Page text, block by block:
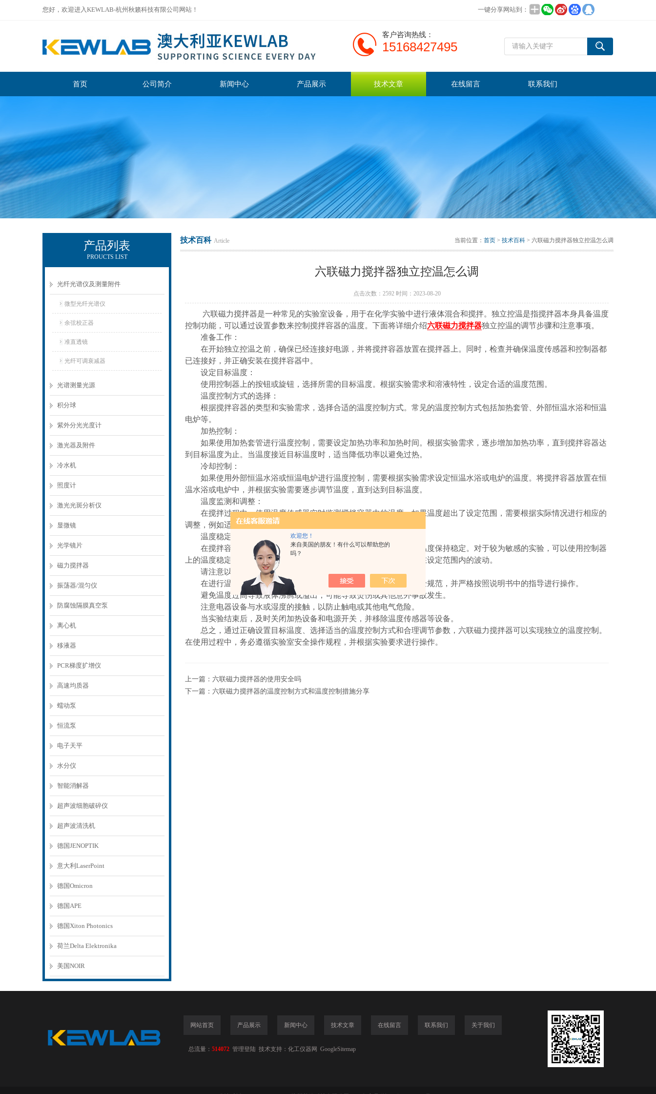
欢迎您！
来自美国的朋友！有什么可以帮助您的
吗？
您好，欢迎进入KEWLAB-杭州秋籁科技有限公司网站！ 一键分享网站到：
客户咨询热线：
15168427495
首页 公司简介 新闻中心 产品展示 技术文章 在线留言 联系我们
产品列表
PROUCTS LIST
光纤光谱仪及测量附件
微型光纤光谱仪
余弦校正器
准直透镜
光纤可调衰减器
光谱测量光源
积分球
紫外分光光度计
激光器及附件
冷水机
照度计
激光光斑分析仪
显微镜
光学镜片
磁力搅拌器
振荡器/混匀仪
防腐蚀隔膜真空泵
离心机
移液器
PCR梯度扩增仪
高速均质器
蠕动泵
恒流泵
电子天平
水分仪
智能消解器
超声波细胞破碎仪
超声波清洗机
德国JENOPTIK
意大利LaserPoint
德国Omicron
德国APE
德国Xiton Photonics
荷兰Delta Elektronika
美国NOIR
技术百科 Article 当前位置： 首页 > 技术百科 > 六联磁力搅拌器独立控温怎么调
六联磁力搅拌器独立控温怎么调
点击次数：2592 时间：2023-08-20
六联磁力搅拌器是一种常见的实验室设备，用于在化学实验中进行液体混合和搅拌。独立控温是指搅拌器本身具备温度
控制功能，可以通过设置参数来控制搅拌容器的温度。下面将详细介绍六联磁力搅拌器独立控温的调节步骤和注意事项。
准备工作：
在开始独立控温之前，确保已经连接好电源，并将搅拌容器放置在搅拌器上。同时，检查并确保温度传感器和控制器都
已连接好，并正确安装在搅拌容器中。
设定目标温度：
使用控制器上的按钮或旋钮，选择所需的目标温度。根据实验需求和溶液特性，设定合适的温度范围。
温度控制方式的选择：
根据搅拌容器的类型和实验需求，选择合适的温度控制方式。常见的温度控制方式包括加热套管、外部恒温水浴和恒温
电炉等。
加热控制：
如果使用加热套管进行温度控制，需要设定加热功率和加热时间。根据实验需求，逐步增加加热功率，直到搅拌容器达
到目标温度为止。当温度接近目标温度时，适当降低功率以避免过热。
冷却控制：
如果使用外部恒温水浴或恒温电炉进行温度控制，需要根据实验需求设定恒温水浴或电炉的温度。将搅拌容器放置在恒
温水浴或电炉中，并根据实验需要逐步调节温度，直到达到目标温度。
温度监测和调整：
在搅拌过程中，使用温度传感器实时监测搅拌容器中的温度。如果温度超出了设定范围，需要根据实际情况进行相应的
调整，例如适当增加或减小加热功率、调节恒温水浴或电炉温度等。
温度稳定：
在搅拌容器达到目标温度后，继续监测温度并调整控制参数，使温度保持稳定。对于较为敏感的实验，可以使用控制器
上的温度稳定功能，使其能够自动调节搅拌和加热参数，以保持温度在设定范围内的波动。
请注意以下安全事项：
在进行温度控制之前，确保已经充分了解控制器的操作方法和安全规范，并严格按照说明书中的指导进行操作。
避免温度过高导致液体沸腾或溢出，可能导致烫伤或其他意外事故发生。
注意电器设备与水或湿度的接触，以防止触电或其他电气危险。
当实验结束后，及时关闭加热设备和电源开关，并移除温度传感器等设备。
总之，通过正确设置目标温度、选择适当的温度控制方式和合理调节参数，六联磁力搅拌器可以实现独立的温度控制。
在使用过程中，务必遵循实验室安全操作规程，并根据实验要求进行操作。
上一篇： 六联磁力搅拌器的使用安全吗
下一篇： 六联磁力搅拌器的温度控制方式和温度控制措施分享
网站首页 产品展示 新闻中心 技术文章 在线留言 联系我们 关于我们
总流量： 514072 管理登陆 技术支持： 化工仪器网 GoogleSitemap